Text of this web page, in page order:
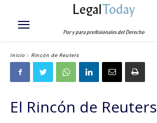
LegalToday
Por y para profesionales del Derecho
Inicio Rincón de Reuters
El Rincón de Reuters